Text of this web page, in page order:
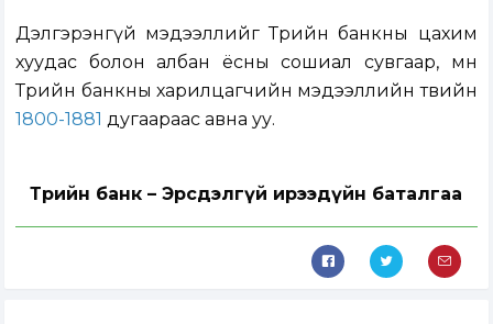
Дэлгэрэнгүй мэдээллийг Төрийн банкны цахим
хуудас болон албан ёсны сошиал сувгаар, мөн
Төрийн банкны харилцагчийн мэдээллийн төвийн
1800-1881 дугаараас авна уу.
Төрийн банк – Эрсдэлгүй ирээдүйн баталгаа